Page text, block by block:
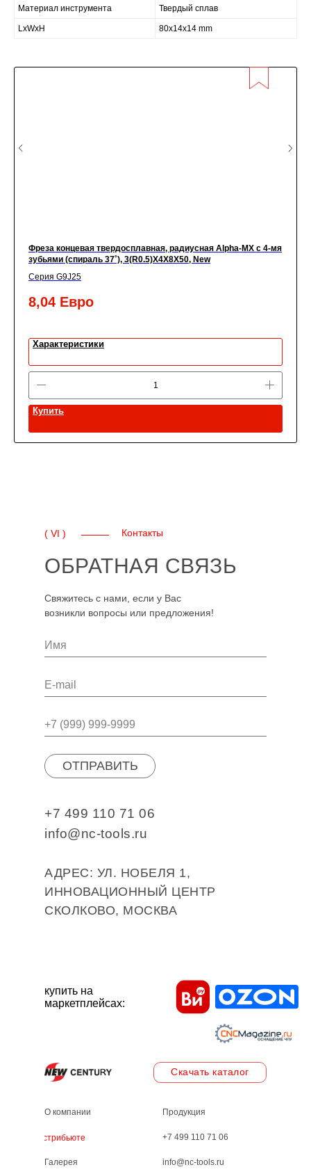
Материал инструмента Твердый сплав
LxWxH 80x14x14 mm
Фреза концевая твердосплавная, радиусная Alpha-MX c 4-мя
зубьями (спираль 37˚), 3(R0.5)X4X8X50, New
Серия G9J25
8,04 Евро
Характеристики
Купить
ОБРАТНАЯ СВЯЗЬ
Свяжитесь с нами, если у Вас
возникли вопросы или предложения!
+7 499 110 71 06
info@nc-tools.ru
АДРЕС: УЛ. НОБЕЛЯ 1,
ИННОВАЦИОННЫЙ ЦЕНТР
СКОЛКОВО, МОСКВА
ОТПРАВИТЬ
( VI ) Контакты
+7 499 110 71 06
info@nc-tools.ru
Скачать каталог
О компании Продукция
Галерея
Дистрибьютеры
купить на
маркетплейсах: